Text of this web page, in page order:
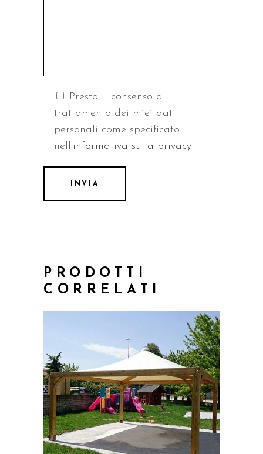
Presto il consenso al
trattamento dei miei dati
personali come specificato
nell'informativa sulla privacy
PRODOTTI
CORRELATI